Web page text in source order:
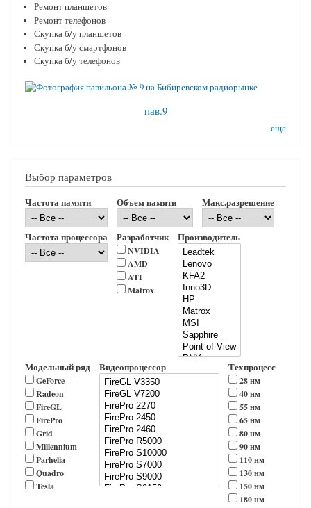
Ремонт планшетов
Ремонт телефонов
Скупка б/у планшетов
Скупка б/у смартфонов
Скупка б/у телефонов
пав.9
ещё
Выбор параметров
Частота памяти Объем памяти Макс.разрешение
Частота процессора Разработчик
NVIDIA
AMD
ATI
Matrox
Производитель
Модельный ряд
GeForce
Radeon
FireGL
FirePro
Grid
Millennium
Parhelia
Quadro
Tesla
Видеопроцессор Техпроцесс
28 нм
40 нм
55 нм
65 нм
80 нм
90 нм
110 нм
130 нм
150 нм
180 нм